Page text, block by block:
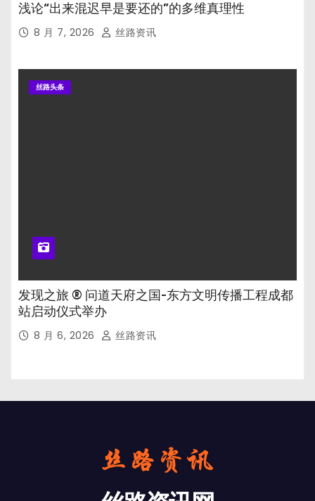
浅论“出来混迟早是要还的”的多维真理性
8 月 7, 2026 丝路资讯
丝路头条
发现之旅 ® 问道天府之国-东方文明传播工程成都
站启动仪式举办
8 月 6, 2026 丝路资讯